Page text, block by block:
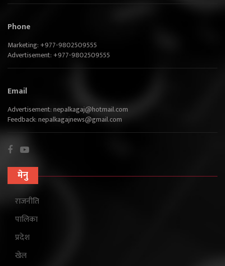
Phone
Marketing: +977-9802509555
Advertisement: +977-9802509555
Email
Advertisement:nepalkagaj@hotmail.com
Feedback:nepalkagajnews@gmail.com
मेनु
राजनीति
पालिका
प्रदेश
खेल